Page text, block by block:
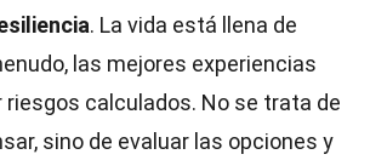
. La vida está llena de
las mejores experiencias
riesgos calculados. No se trata de
sino de evaluar las opciones y